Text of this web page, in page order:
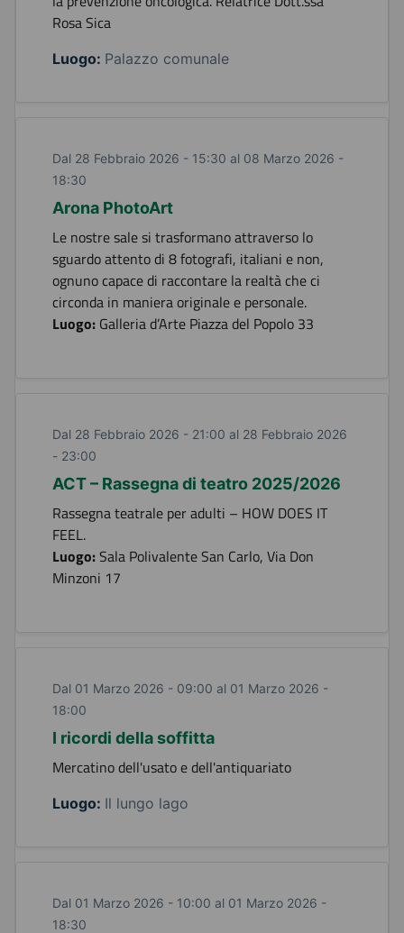
Rosa Sica
Luogo: Palazzo comunale
Dal 28 Febbraio 2026 - 15:30 al 08 Marzo 2026 -
18:30
Arona PhotoArt
Le nostre sale si trasformano attraverso lo
sguardo attento di 8 fotografi, italiani e non,
ognuno capace di raccontare la realtà che ci
circonda in maniera originale e personale.
Luogo: Galleria d’Arte Piazza del Popolo 33
Dal 28 Febbraio 2026 - 21:00 al 28 Febbraio 2026
- 23:00
ACT – Rassegna di teatro 2025/2026
Rassegna teatrale per adulti – HOW DOES IT
FEEL.
Luogo:Sala Polivalente San Carlo, Via Don
Minzoni 17
Dal 01 Marzo 2026 - 09:00 al 01 Marzo 2026 -
18:00
I ricordi della soffitta
Mercatino dell'usato e dell'antiquariato
Luogo: Il lungo lago
Dal 01 Marzo 2026 - 10:00 al 01 Marzo 2026 -
18:30